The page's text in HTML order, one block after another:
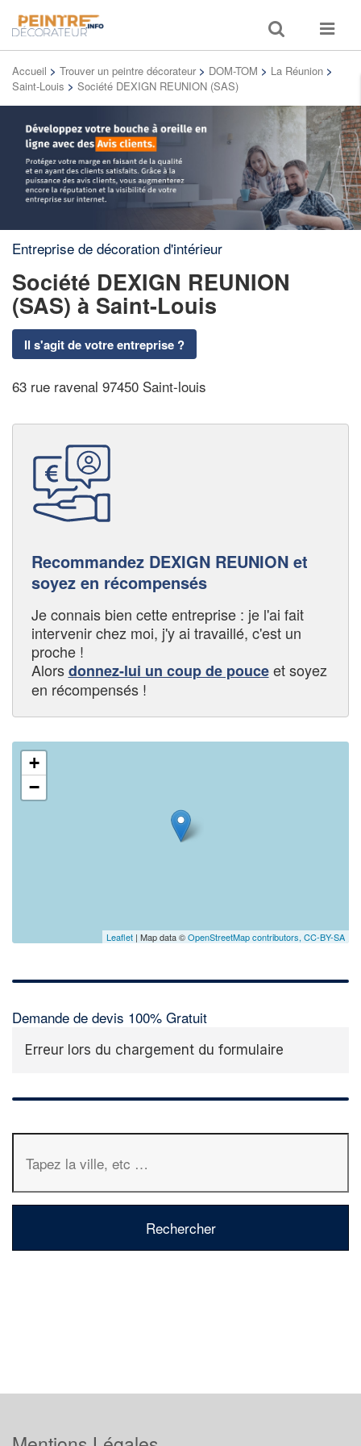
Toggle
search
Toggle
Accueil > Trouver un peintre décorateur > DOM-TOM > La Réunion >
Saint-Louis > Société DEXIGN REUNION (SAS)
Entreprise de décoration d'intérieur
Société DEXIGN REUNION
(SAS) à Saint-Louis
Il s'agit de votre entreprise ?
63 rue ravenal 97450 Saint-louis
Recommandez DEXIGN REUNION et
soyez en récompensés
Je connais bien cette entreprise : je l'ai fait
intervenir chez moi, j'y ai travaillé, c'est un
proche !
Alorsdonnez-lui un coup de pouceet soyez
en récompensés !
+
−
Leaflet | Map data ©OpenStreetMap contributors, CC-BY-SA
Demande de devis 100% Gratuit
Erreur lors du chargement du formulaire